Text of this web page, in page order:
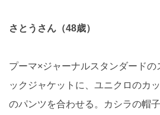
さとうさん（48歳）
プーマ×ジャーナルスタンダードの
ックジャケットに、ユニクロのカ
のパンツを合わせる。カシラの帽